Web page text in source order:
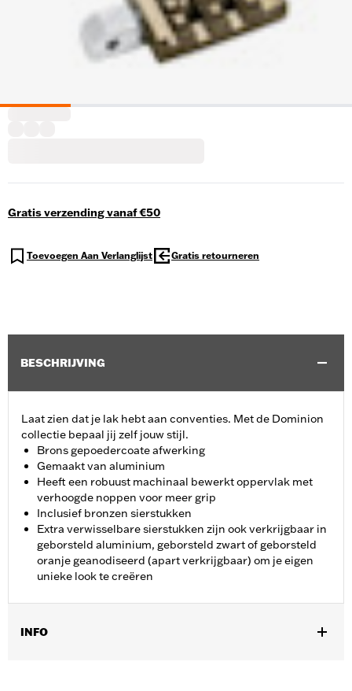
Gratis verzending vanaf €50
Toevoegen Aan Verlanglijst Gratis retourneren
BESCHRIJVING
Laat zien dat je lak hebt aan conventies. Met de Dominion
collectie bepaal jij zelf jouw stijl.
Brons gepoedercoate afwerking
Gemaakt van aluminium
Heeft een robuust machinaal bewerkt oppervlak met
verhoogde noppen voor meer grip
Inclusief bronzen sierstukken
Extra verwisselbare sierstukken zijn ook verkrijgbaar in
geborsteld aluminium, geborsteld zwart of geborsteld
oranje geanodiseerd (apart verkrijgbaar) om je eigen
unieke look te creëren
INFO